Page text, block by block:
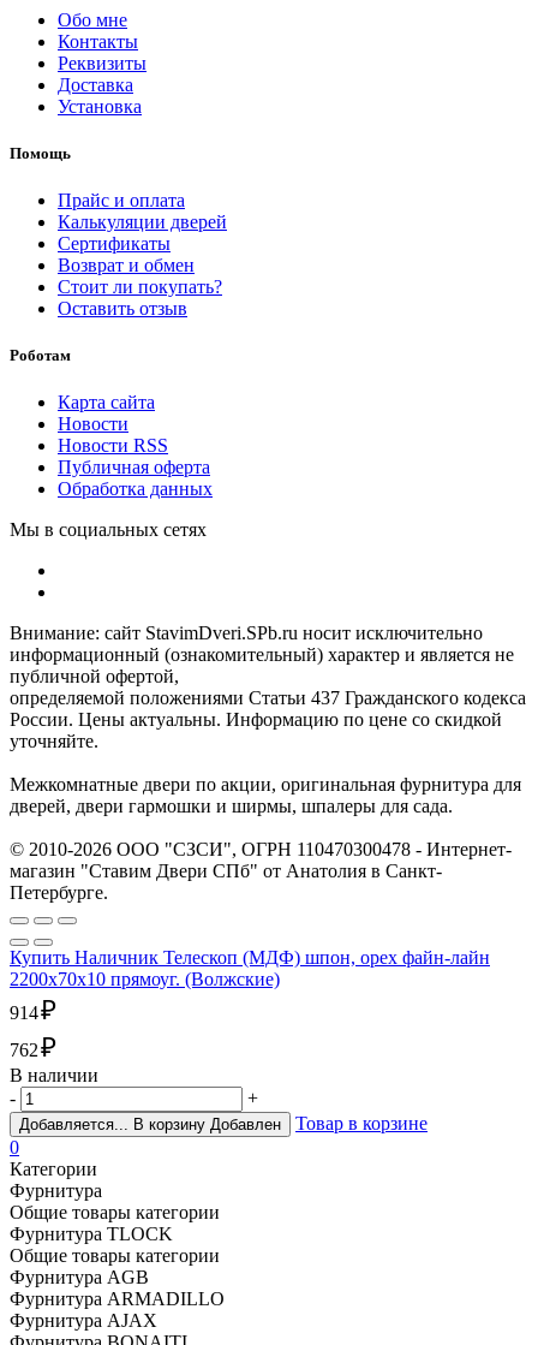
Обо мне
Контакты
Реквизиты
Доставка
Установка
Помощь
Прайс и оплата
Калькуляции дверей
Сертификаты
Возврат и обмен
Стоит ли покупать?
Оставить отзыв
Роботам
Карта сайта
Новости
Новости RSS
Публичная оферта
Обработка данных
Мы в социальных сетях
Внимание: сайт StavimDveri.SPb.ru носит исключительно
информационный (ознакомительный) характер и является не
публичной офертой,
определяемой положениями Статьи 437 Гражданского кодекса
России. Цены актуальны. Информацию по цене со скидкой
уточняйте.
Межкомнатные двери по акции, оригинальная фурнитура для
дверей, двери гармошки и ширмы, шпалеры для сада.
© 2010-2026 ООО "СЗСИ", ОГРН 110470300478 - Интернет-
магазин "Ставим Двери СПб" от Анатолия в Санкт-
Петербурге.
Купить Наличник Телескоп (МДФ) шпон, орех файн-лайн
2200х70х10 прямоуг. (Волжские)
914₽
762₽
В наличии
-
+
Добавляется... В корзину Добавлен
Товар в корзине
0
Категории
Фурнитура
Общие товары категории
Фурнитура TLOCK
Общие товары категории
Фурнитура AGB
Фурнитура ARMADILLO
Фурнитура AJAX